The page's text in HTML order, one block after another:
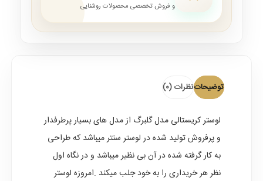
و فروش تخصصی محصولات روشنایی
توضیحاتنظرات (0)
لوستر کریستالی مدل گلبرگ از مدل های بسیار پرطرفدار
و پرفروش تولید شده در لوستر سنتر میباشد که طراحی
به کار گرفته شده در آن بی نظیر میباشد و در نگاه اول
نظر هر خریداری را به خود جلب میکند .امروزه لوستر